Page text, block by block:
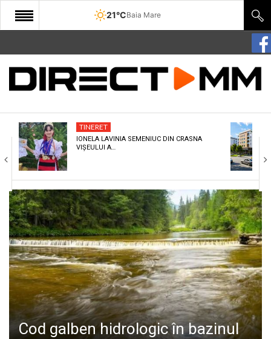
21°CBaia Mare
START
COMUNITATE
CULTURA
ECONOMIE
SANATATE
SPORT
SPECIAL
POLITIC
LIFE
TINERET
IONELA LAVINIA SEMENIUC DIN CRASNA
VIȘEULUI A…
Cod galben hidrologic în bazinul